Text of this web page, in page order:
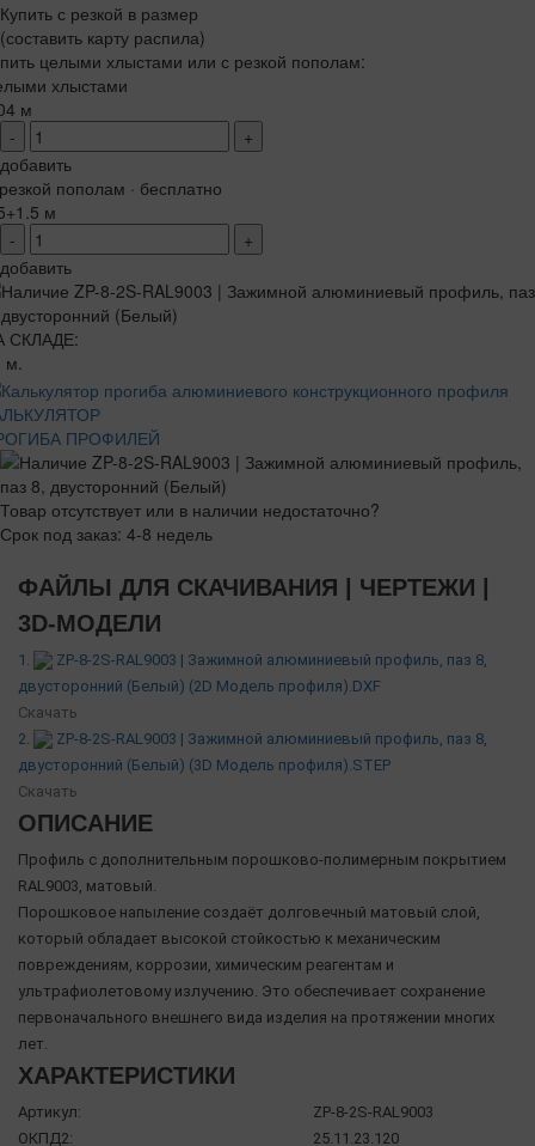
Купить с резкой в размер
(составить карту распила)
целыми хлыстами или с резкой пополам:
хлыстами
м
-
+
добавить
пополам · бесплатно
м
-
+
добавить
СКЛАДЕ:
м.
ПРОФИЛЕЙ
Товар отсутствует или в наличии недостаточно?
Срок под заказ: 4-8 недель
ФАЙЛЫ ДЛЯ СКАЧИВАНИЯ | ЧЕРТЕЖИ |
3D-МОДЕЛИ
1.
ZP-8-2S-RAL9003 | Зажимной алюминиевый профиль, паз 8,
двусторонний (Белый) (2D Модель профиля).DXF
Скачать
2.
ZP-8-2S-RAL9003 | Зажимной алюминиевый профиль, паз 8,
двусторонний (Белый) (3D Модель профиля).STEP
Скачать
ОПИСАНИЕ
Профиль с дополнительным порошково-полимерным покрытием
RAL9003, матовый.
Порошковое напыление создаёт долговечный матовый слой,
который обладает высокой стойкостью к механическим
повреждениям, коррозии, химическим реагентам и
ультрафиолетовому излучению. Это обеспечивает сохранение
первоначального внешнего вида изделия на протяжении многих
лет.
ХАРАКТЕРИСТИКИ
Артикул:
ZP-8-2S-RAL9003
ОКПД2:
25.11.23.120